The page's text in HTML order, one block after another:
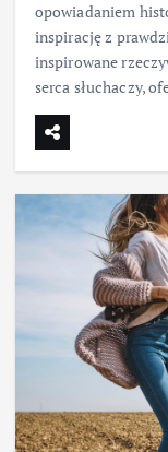
opowiadaniem
inspirację z
inspirowane
serca słuchaczy,